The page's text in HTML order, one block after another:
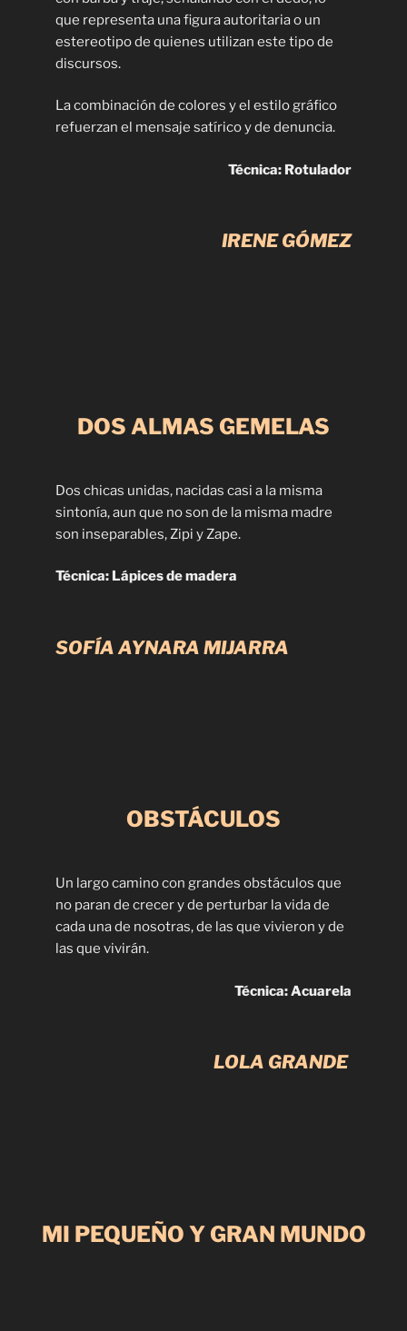
que representa una figura autoritaria o un
estereotipo de quienes utilizan este tipo de
discursos.
La combinación de colores y el estilo gráfico
refuerzan el mensaje satírico y de denuncia.
Técnica: Rotulador
IRENE GÓMEZ
DOS ALMAS GEMELAS
Dos chicas unidas, nacidas casi a la misma
sintonía, aun que no son de la misma madre
son inseparables, Zipi y Zape.
Técnica: Lápices de madera
SOFÍA AYNARA MIJARRA
OBSTÁCULOS
Un largo camino con grandes obstáculos que
no paran de crecer y de perturbar la vida de
cada una de nosotras, de las que vivieron y de
las que vivirán.
Técnica: Acuarela
LOLA GRANDE
MI PEQUEÑO Y GRAN MUNDO